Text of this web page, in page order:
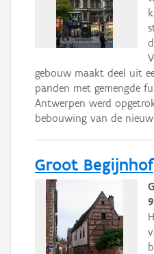
gebouw maakt deel uit
panden met gemengde
Antwerpen werd
bebouwing van de
Groot Begijnhof